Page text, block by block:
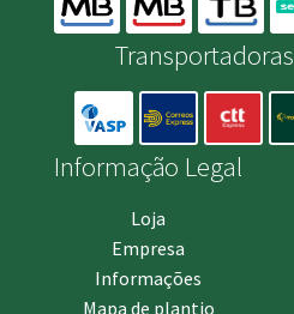
Transportadoras
Informação Legal
Loja
Empresa
Informações
Mapa de plantio